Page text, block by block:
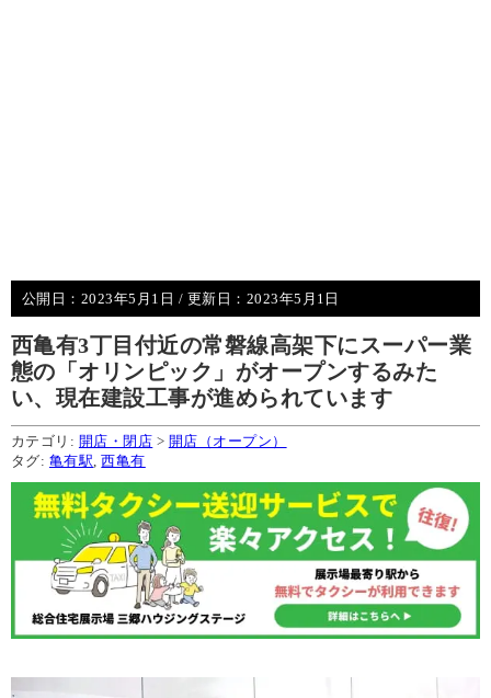
公開日： 2023年5月1日 / 更新日： 2023年5月1日
西亀有3丁目付近の常磐線高架下にスーパー業
態の「オリンピック」がオープンするみた
い、現在建設工事が進められています
カテゴリ: 開店・閉店 > 開店（オープン）
タグ: 亀有駅 ,西亀有